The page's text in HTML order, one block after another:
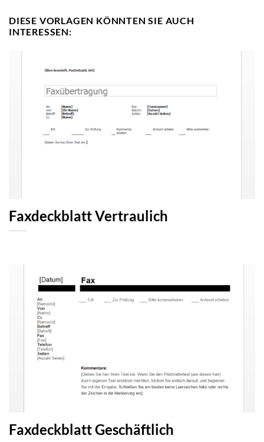
DIESE VORLAGEN KÖNNTEN SIE AUCH
INTERESSEN:
Faxdeckblatt Vertraulich
Faxdeckblatt Geschäftlich